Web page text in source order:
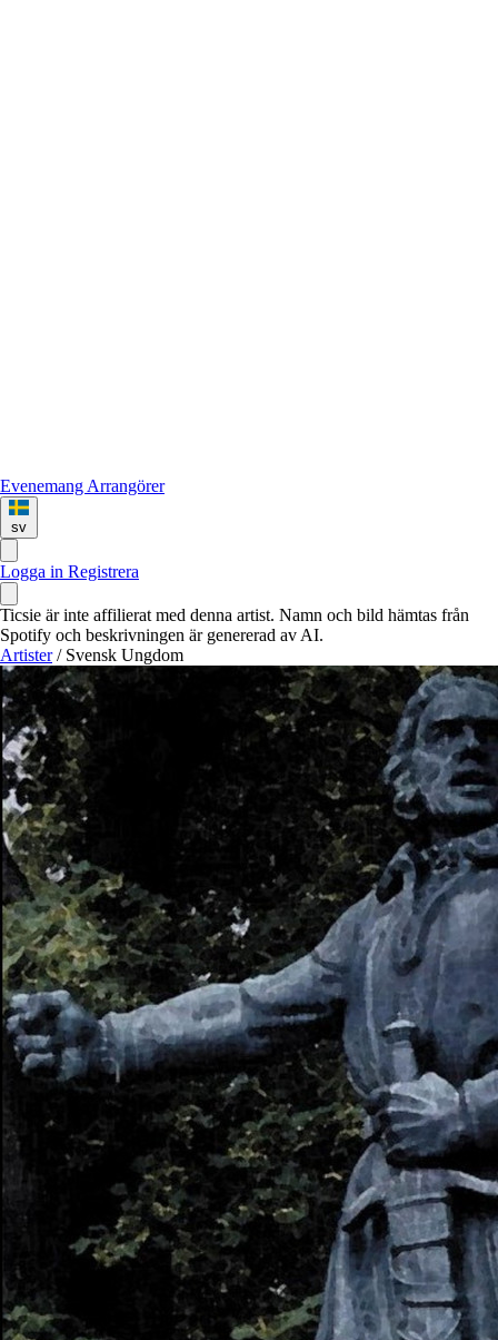
Evenemang Arrangörer
sv
Logga in Registrera
Ticsie är inte affilierat med denna artist. Namn och bild hämtas från
Spotify och beskrivningen är genererad av AI.
Artister / Svensk Ungdom